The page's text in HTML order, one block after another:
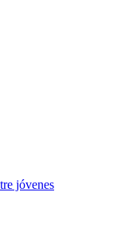
jóvenes